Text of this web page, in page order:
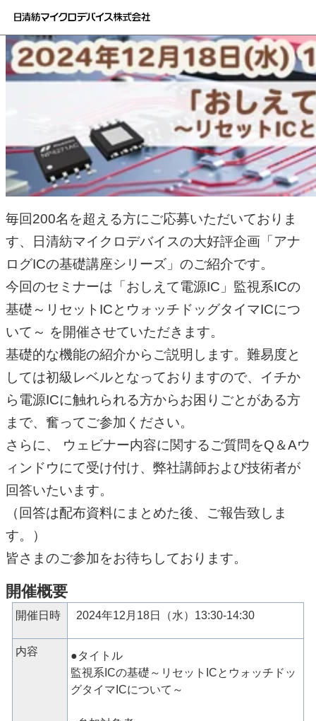
毎回200名を超える方にご応募いただいておりま
す、日清紡マイクロデバイスの大好評企画「アナ
ログICの基礎講座シリーズ」のご紹介です。
今回のセミナーは「おしえて電源IC」監視系ICの
基礎～リセットICとウォッチドッグタイマICにつ
いて～ を開催させていただきます。
基礎的な機能の紹介からご説明します。難易度と
しては初級レベルとなっておりますので、イチか
ら電源ICに触れられる方からお困りごとがある方
まで、奮ってご参加ください。
さらに、 ウェビナー内容に関するご質問をQ＆Aウ
ィンドウにて受け付け、弊社講師および技術者が
回答いたいます。
（回答は配布資料にまとめた後、ご報告致しま
す。）
皆さまのご参加をお待ちしております。
開催概要
開催日時 2024年12月18日（水）13:30-14:30
内容
●タイトル
監視系ICの基礎～リセットICとウォッチドッ
グタイマICについて～